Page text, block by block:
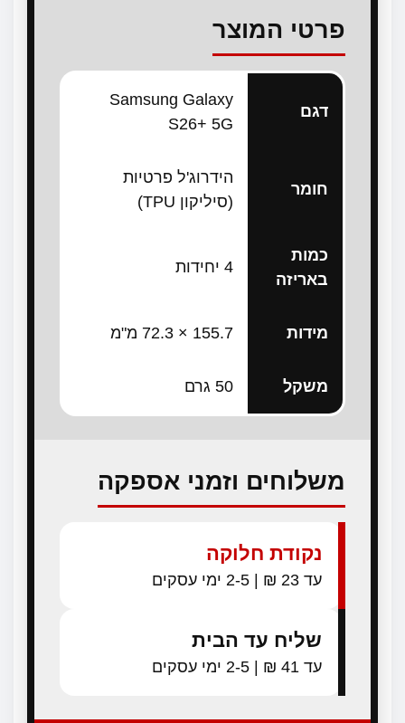
פרטי המוצר
דגם
Samsung Galaxy
S26+ 5G
חומר
הידרוג'ל פרטיות
(סיליקון TPU)
כמות
באריזה
4 יחידות
מידות 155.7 × 72.3 מ"מ
משקל 50 גרם
משלוחים וזמני אספקה
נקודת חלוקה
עד 23 ₪ | 2-5 ימי עסקים
שליח עד הבית
עד 41 ₪ | 2-5 ימי עסקים